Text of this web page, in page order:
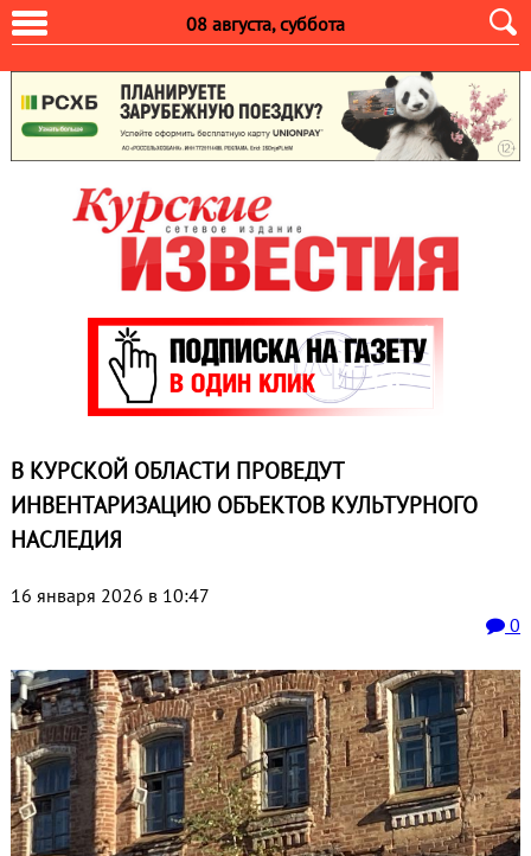
08 августа, суббота
В КУРСКОЙ ОБЛАСТИ ПРОВЕДУТ
ИНВЕНТАРИЗАЦИЮ ОБЪЕКТОВ КУЛЬТУРНОГО
НАСЛЕДИЯ
16 января 2026 в 10:47
0